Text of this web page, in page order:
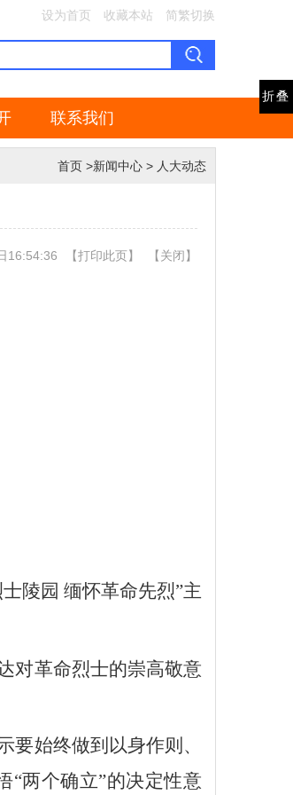
折叠
设为首页 收藏本站 简繁切换
联系我们
首页 >新闻中心 > 人大动态
16:54:36 【打印此页】 【关闭】
陵园 缅怀革命先烈”主
对革命烈士的崇高敬意
要始终做到 以身作则、
“两个确立”的决定性意